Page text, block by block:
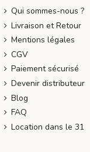
Qui sommes-nous ?
Livraison et Retour
Mentions légales
CGV
Paiement sécurisé
Devenir distributeur
Blog
FAQ
Location dans le 31